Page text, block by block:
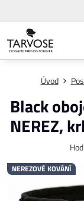
NEREZOVÉ KOVÁNÍ
Úvod
Black
NEREZ,